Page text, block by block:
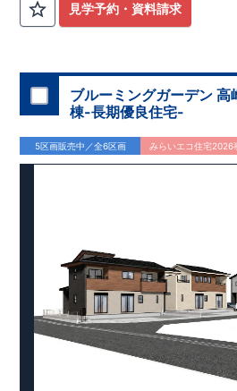
見学予約・資料請求
ブルーミングガーデン 高
棟-長期優良住宅-
5区画販売中／全6区画 みらいエコ住宅2026